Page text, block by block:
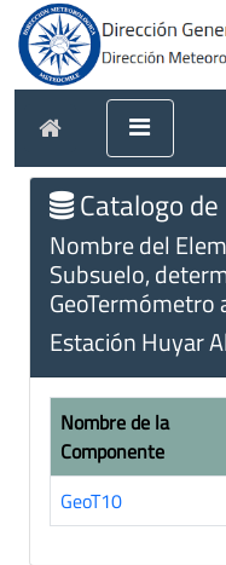
Catalogo
Nombre del
Subsuelo,
GeoTermómetro
Estación Huyar
Nombre de la
Componente
GeoT10